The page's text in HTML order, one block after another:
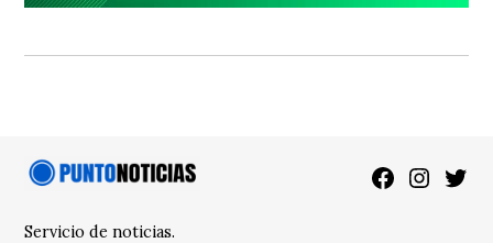
Facebook
Servicio de noticias.